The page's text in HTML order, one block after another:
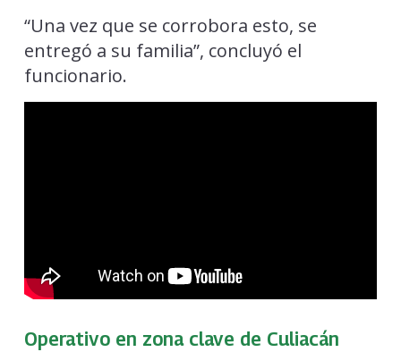
“Una vez que se corrobora esto, se
entregó a su familia”, concluyó el
funcionario.
Operativo en zona clave de Culiacán